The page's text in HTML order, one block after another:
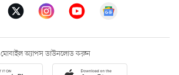
মোবাইল অ্যাপস ডাউনলোড করুন